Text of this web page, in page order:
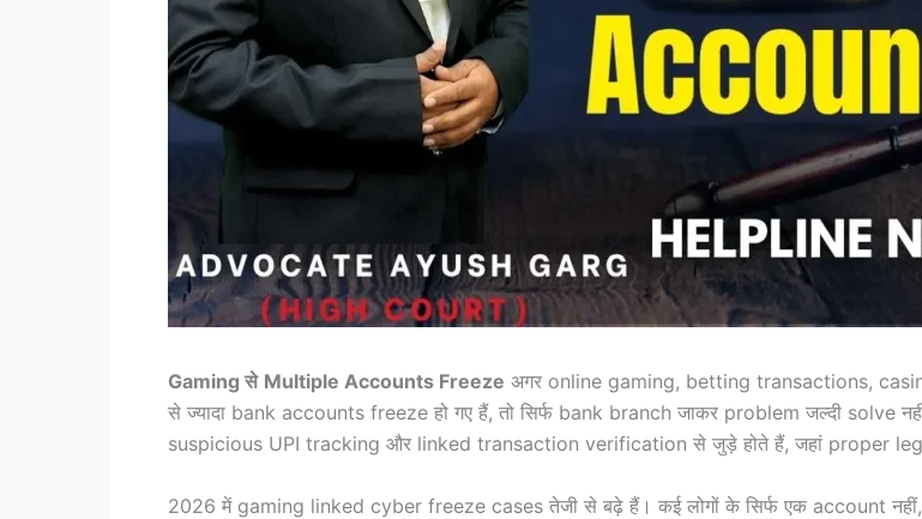
Gaming से Multiple Accounts Freeze अगर online gaming, betting transactions,
से ज्यादा bank accounts freeze हो गए हैं, तो सिर्फ bank branch जाकर problem जल्दी
suspicious UPI tracking और linked transaction verification से जुड़े होते हैं, जहां proper legal
2026 में gaming linked cyber freeze cases तेजी से बढ़े हैं। कई लोगों के सिर्फ एक account